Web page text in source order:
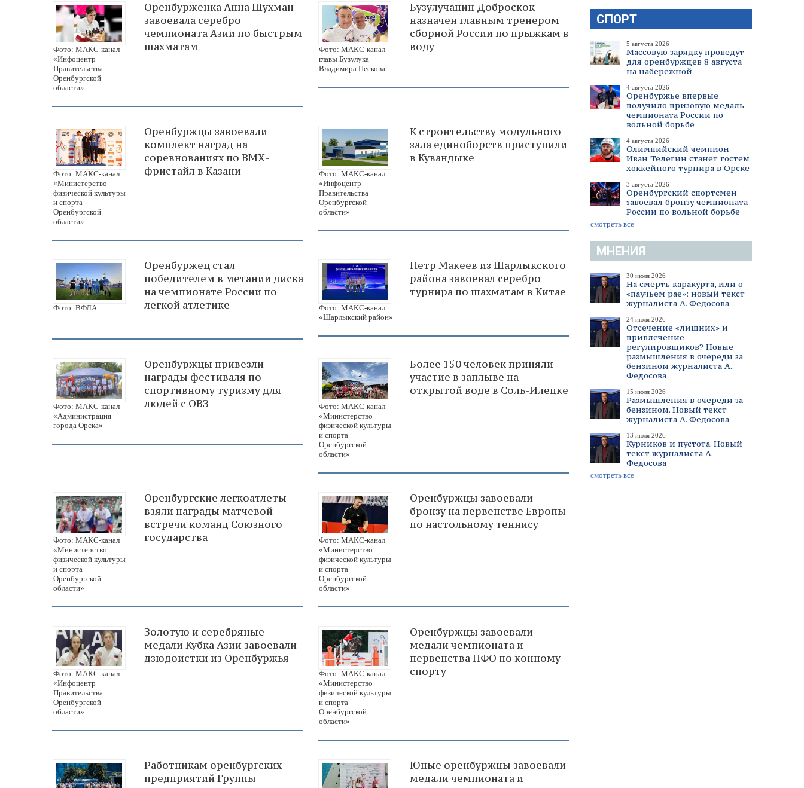
СПОРТ
5 августа 2026
Массовую зарядку проведут
для оренбуржцев 8 августа
на набережной
4 августа 2026
Оренбуржье впервые
получило призовую медаль
чемпионата России по
вольной борьбе
4 августа 2026
Олимпийский чемпион
Иван Телегин станет гостем
хоккейного турнира в Орске
3 августа 2026
Оренбургский спортсмен
завоевал бронзу чемпионата
России по вольной борьбе
смотреть все
МНЕНИЯ
30 июля 2026
На смерть каракурта, или о
«паучьем рае»: новый текст
журналиста А. Федосова
24 июля 2026
Отсечение «лишних» и
привлечение
регулировщиков? Новые
размышления в очереди за
бензином журналиста А.
Федосова
15 июля 2026
Размышления в очереди за
бензином. Новый текст
журналиста А. Федосова
13 июля 2026
Курников и пустота. Новый
текст журналиста А.
Федосова
смотреть все
Фото: МАКС-канал
«Инфоцентр
Правительства
Оренбургской
области»
Оренбурженка Анна Шухман
завоевала серебро
чемпионата Азии по быстрым
шахматам
Фото: МАКС-канал
главы Бузулука
Владимира Пескова
Бузулучанин Доброскок
назначен главным тренером
сборной России по прыжкам в
воду
Фото: МАКС-канал
«Министерство
физической культуры
и спорта
Оренбургской
области»
Оренбуржцы завоевали
комплект наград на
соревнованиях по ВМХ-
фристайл в Казани
Фото: МАКС-канал
«Инфоцентр
Правительства
Оренбургской
области»
К строительству модульного
зала единоборств приступили
в Кувандыке
Фото: ВФЛА
Оренбуржец стал
победителем в метании диска
на чемпионате России по
легкой атлетике
Фото: МАКС-канал
«Шарлыкский район»
Петр Макеев из Шарлыкского
района завоевал серебро
турнира по шахматам в Китае
Фото: МАКС-канал
«Администрация
города Орска»
Оренбуржцы привезли
награды фестиваля по
спортивному туризму для
людей с ОВЗ
Фото: МАКС-канал
«Министерство
физической культуры
и спорта
Оренбургской
области»
Более 150 человек приняли
участие в заплыве на
открытой воде в Соль-Илецке
Фото: МАКС-канал
«Министерство
физической культуры
и спорта
Оренбургской
области»
Оренбургские легкоатлеты
взяли награды матчевой
встречи команд Союзного
государства
Фото: МАКС-канал
«Министерство
физической культуры
и спорта
Оренбургской
области»
Оренбуржцы завоевали
бронзу на первенстве Европы
по настольному теннису
Фото: МАКС-канал
«Инфоцентр
Правительства
Оренбургской
области»
Золотую и серебряные
медали Кубка Азии завоевали
дзюдоистки из Оренбуржья
Фото: МАКС-канал
«Министерство
физической культуры
и спорта
Оренбургской
области»
Оренбуржцы завоевали
медали чемпионата и
первенства ПФО по конному
спорту
Работникам оренбургских
предприятий Группы
Юные оренбуржцы завоевали
медали чемпионата и